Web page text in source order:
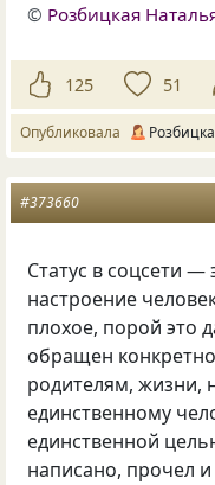
© Розбицкая
125 51
Опубликовала
#373660
Статус в соцсети —
настроение
плохое, порой это
обращен
родителям,
единственному
единственной
написано, прочел